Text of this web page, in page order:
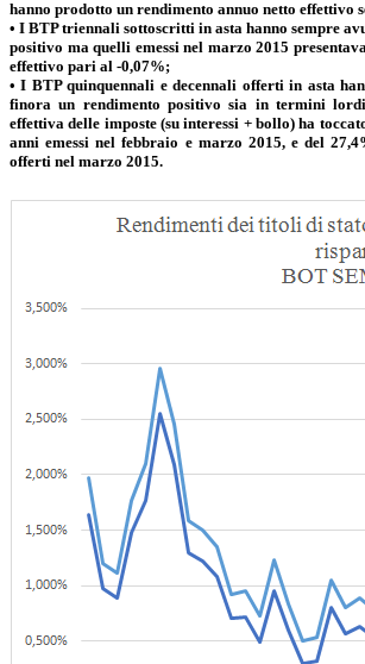
hanno prodotto un rendimento annuo netto effettivo
• I BTP triennali sottoscritti in asta hanno sempre
positivo ma quelli emessi nel marzo 2015
effettivo pari al -0,07%;
• I BTP quinquennali e decennali offerti in asta
finora un rendimento positivo sia in termini lordi
effettiva delle imposte (su interessi + bollo) ha
anni emessi nel febbraio e marzo 2015, e del
offerti nel marzo 2015.